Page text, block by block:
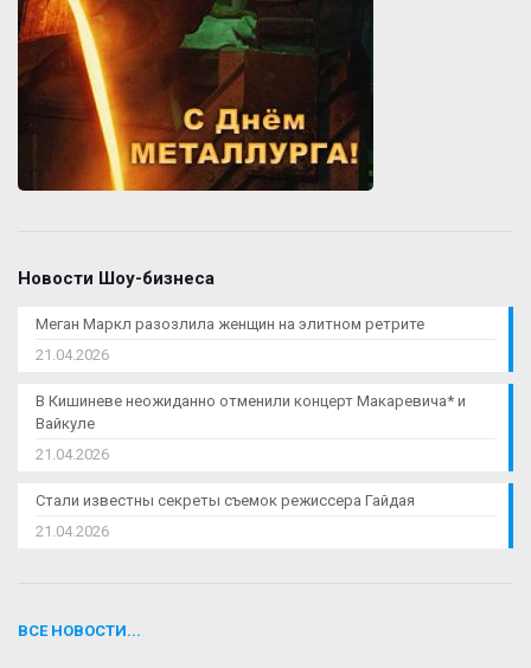
Новости Шоу-бизнеса
Меган Маркл разозлила женщин на элитном ретрите
21.04.2026
В Кишиневе неожиданно отменили концерт Макаревича* и
Вайкуле
21.04.2026
Стали известны секреты съемок режиссера Гайдая
21.04.2026
ВСЕ НОВОСТИ...